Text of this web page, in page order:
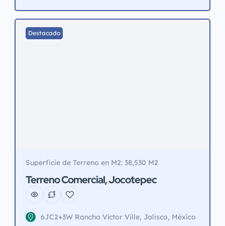
disfrutar de la brisa, los árboles y entretener a las
visitas! Llámanos hoy para mayores informes!
Citas con 24 hrs. de anticipación. Nota: […]
Destacado
Superficie de Terreno en M2: 38,530 M2
Terreno Comercial, Jocotepec
6JC2+3W Rancho Víctor Ville, Jalisco, México